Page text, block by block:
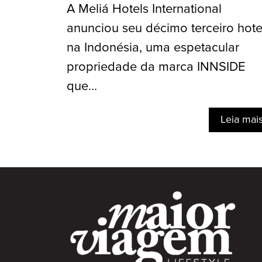
A Meliá Hotels International
anunciou seu décimo terceiro
na Indonésia, uma espetacular
propriedade da marca INNSIDE
que...
Leia